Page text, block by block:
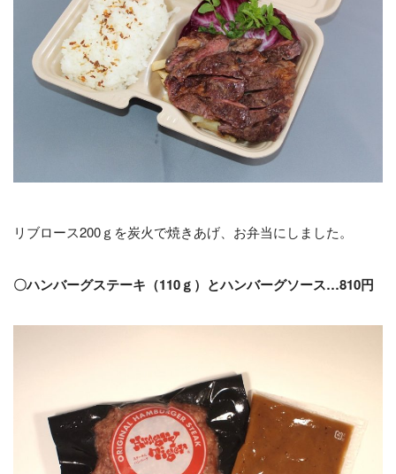
リブロース200ｇを炭火で焼きあげ、お弁当にしました。
〇ハンバーグステーキ（110ｇ）とハンバーグソース…810円